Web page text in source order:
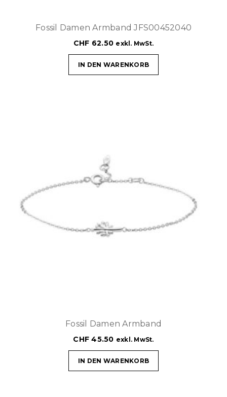
Fossil Damen Armband JFS00452040
CHF 62.50 exkl. MwSt.
IN DEN WARENKORB
Fossil Damen Armband
CHF 45.50 exkl. MwSt.
IN DEN WARENKORB